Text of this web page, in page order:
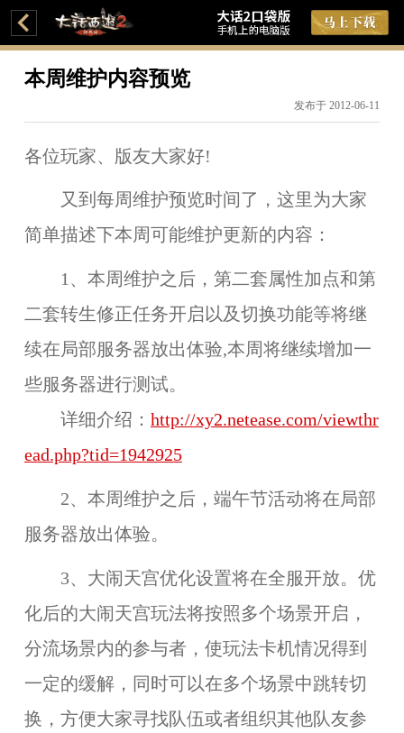
本周维护内容预览
发布于 2012-06-11
各位玩家、版友大家好!
又到每周维护预览时间了，这里为大家
简单描述下本周可能维护更新的内容：
1、本周维护之后， 第二套属性加点和第
二套转生修正任务开启以及切换功能等将继
续在局部服务器放出体验,本周将继续增加一
些服务器进行测试。
详细介绍： http://xy2.netease.com/viewthr
ead.php?tid=1942925
2、本周维护之后， 端午节活动将在局部
服务器放出体验。
3、 大闹天宫优化设置将在全服开放。优
化后的大闹天宫玩法将按照多个场景开启，
分流场景内的参与者，使玩法卡机情况得到
一定的缓解，同时可以在多个场景中跳转切
换，方便大家寻找队伍或者组织其他队友参